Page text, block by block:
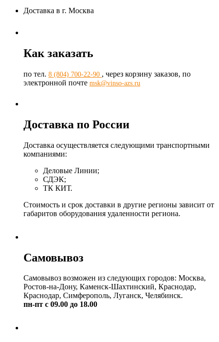
Доставка в г. Москва
Как заказать
по тел. 8 (804) 700-22-90 , через корзину заказов, по
электронной почте msk@vinso-azs.ru
Доставка по России
Доставка осуществляется следующими транспортными
компаниями:
Деловые Линии;
СДЭК;
ТК КИТ.
Стоимость и срок доставки в другие регионы зависит от
габаритов оборудования удаленности региона.
Самовывоз
Самовывоз возможен из следующих городов: Москва,
Ростов-на-Дону, Каменск-Шахтинский, Краснодар,
Краснодар, Симферополь, Луганск, Челябинск.
пн-пт с 09.00 до 18.00